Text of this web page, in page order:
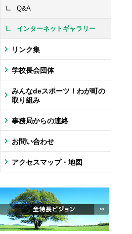
Q&A
インターネットギャラリー
リンク集
学校長会団体
みんなdeスポーツ！わが町の
取り組み
事務局からの連絡
お問い合わせ
アクセスマップ・地図